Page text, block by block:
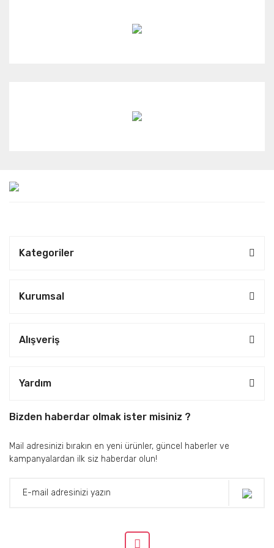
Kategoriler
Kurumsal
Alışveriş
Yardım
Bizden haberdar olmak ister misiniz ?
Mail adresinizi bırakın en yeni ürünler, güncel haberler ve
kampanyalardan ilk siz haberdar olun!